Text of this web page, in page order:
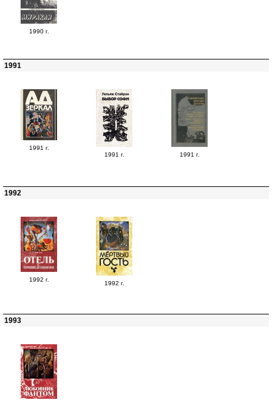
1990 г.
1991
1991 г.
1991 г.
1991 г.
1992
1992 г.
1992 г.
1993